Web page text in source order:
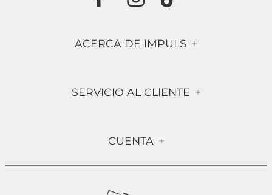
ACERCA DE IMPULS +
Contáctanos
Compra Segura
SERVICIO AL CLIENTE +
Política de Devolución
CUENTA +